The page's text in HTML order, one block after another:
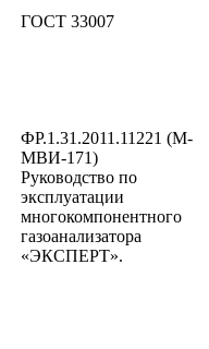
ГОСТ 33007
ФР.1.31.2011.11221 (М-
МВИ-171)
Руководство по
эксплуатации
многокомпонентного
газоанализатора
«ЭКСПЕРТ».